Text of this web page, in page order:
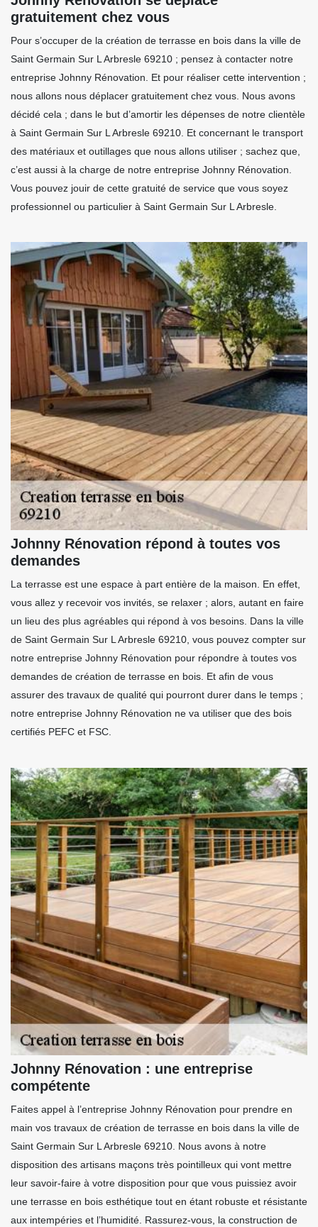
gratuitement chez vous
Pour s’occuper de la création de terrasse en bois dans la ville de
Saint Germain Sur L Arbresle 69210 ; pensez à contacter notre
entreprise Johnny Rénovation. Et pour réaliser cette intervention ;
nous allons nous déplacer gratuitement chez vous. Nous avons
décidé cela ; dans le but d’amortir les dépenses de notre clientèle
à Saint Germain Sur L Arbresle 69210. Et concernant le transport
des matériaux et outillages que nous allons utiliser ; sachez que,
c’est aussi à la charge de notre entreprise Johnny Rénovation.
Vous pouvez jouir de cette gratuité de service que vous soyez
professionnel ou particulier à Saint Germain Sur L Arbresle.
Johnny Rénovation répond à toutes vos
demandes
La terrasse est une espace à part entière de la maison. En effet,
vous allez y recevoir vos invités, se relaxer ; alors, autant en faire
un lieu des plus agréables qui répond à vos besoins. Dans la ville
de Saint Germain Sur L Arbresle 69210, vous pouvez compter sur
notre entreprise Johnny Rénovation pour répondre à toutes vos
demandes de création de terrasse en bois. Et afin de vous
assurer des travaux de qualité qui pourront durer dans le temps ;
notre entreprise Johnny Rénovation ne va utiliser que des bois
certifiés PEFC et FSC.
Johnny Rénovation : une entreprise
compétente
Faites appel à l’entreprise Johnny Rénovation pour prendre en
main vos travaux de création de terrasse en bois dans la ville de
Saint Germain Sur L Arbresle 69210. Nous avons à notre
disposition des artisans maçons très pointilleux qui vont mettre
leur savoir-faire à votre disposition pour que vous puissiez avoir
une terrasse en bois esthétique tout en étant robuste et résistante
aux intempéries et l’humidité. Rassurez-vous, la construction de